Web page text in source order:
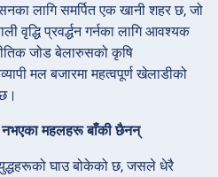
लागि समर्पित एक खानी शहर छ, जो
वृद्धि प्रवर्द्धन गर्नका लागि आवश्यक
जोड बेलारुसको कृषि
मल बजारमा महत्वपूर्ण खेलाडीको
नभएका महलहरू बाँकी छैनन्
घाउ बोकेको छ, जसले धेरै